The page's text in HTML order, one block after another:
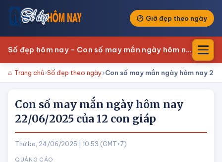
Giờ đẹp theo ngày
Số đẹp hôm nay - Con số may mắn ngày hôm nay
Trang chủ Số đẹp theo ngày Con số may mắn ngày hôm nay
Con số may mắn ngày hôm nay
22/06/2025 của 12 con giáp
Thứ ba, 24/06/2025 | 10:53 (GMT+7)